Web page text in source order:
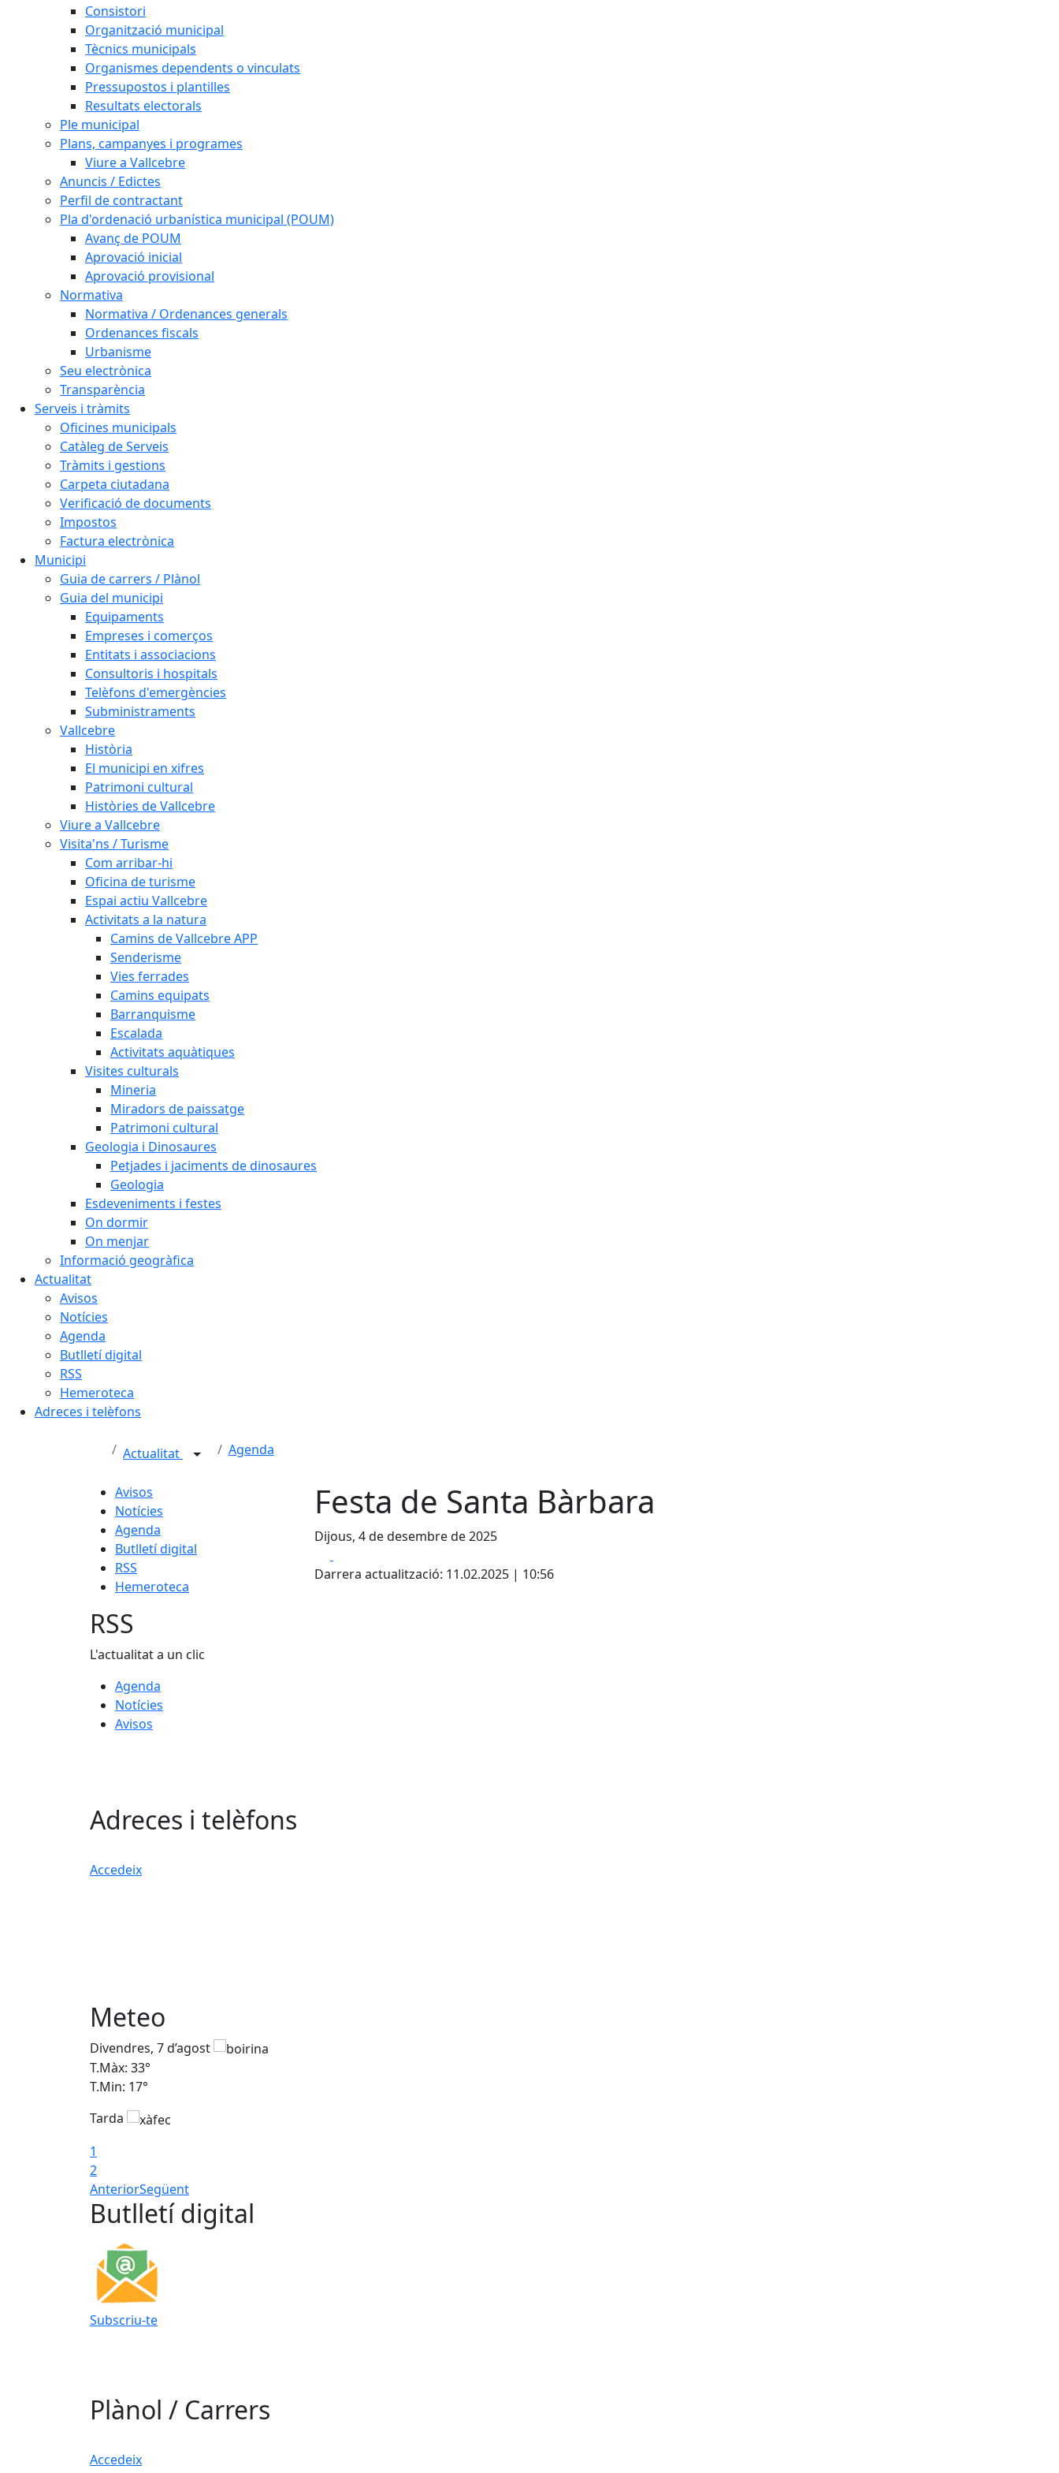
Consistori
Organització municipal
Tècnics municipals
Organismes dependents o vinculats
Pressupostos i plantilles
Resultats electorals
Ple municipal
Plans, campanyes i programes
Viure a Vallcebre
Anuncis / Edictes
Perfil de contractant
Pla d'ordenació urbanística municipal (POUM)
Avanç de POUM
Aprovació inicial
Aprovació provisional
Normativa
Normativa / Ordenances generals
Ordenances fiscals
Urbanisme
Seu electrònica
Transparència
Serveis i tràmits
Oficines municipals
Catàleg de Serveis
Tràmits i gestions
Carpeta ciutadana
Verificació de documents
Impostos
Factura electrònica
Municipi
Guia de carrers / Plànol
Guia del municipi
Equipaments
Empreses i comerços
Entitats i associacions
Consultoris i hospitals
Telèfons d'emergències
Subministraments
Vallcebre
Història
El municipi en xifres
Patrimoni cultural
Històries de Vallcebre
Viure a Vallcebre
Visita'ns / Turisme
Com arribar-hi
Oficina de turisme
Espai actiu Vallcebre
Activitats a la natura
Camins de Vallcebre APP
Senderisme
Vies ferrades
Camins equipats
Barranquisme
Escalada
Activitats aquàtiques
Visites culturals
Mineria
Miradors de paissatge
Patrimoni cultural
Geologia i Dinosaures
Petjades i jaciments de dinosaures
Geologia
Esdeveniments i festes
On dormir
On menjar
Informació geogràfica
Actualitat
Avisos
Notícies
Agenda
Butlletí digital
RSS
Hemeroteca
Adreces i telèfons
Actualitat Agenda
Avisos
Notícies
Agenda
Butlletí digital
RSS
Hemeroteca
Festa de Santa Bàrbara
Dijous, 4 de desembre de 2025
Darrera actualització: 11.02.2025 | 10:56
RSS
L'actualitat a un clic
Agenda
Notícies
Avisos
Adreces i telèfons
Accedeix
Meteo
Divendres, 7 d’agost
T.Màx: 33°
T.Min: 17°
Tarda
1
2
AnteriorSegüent
Butlletí digital
Subscriu-te
Plànol / Carrers
Accedeix